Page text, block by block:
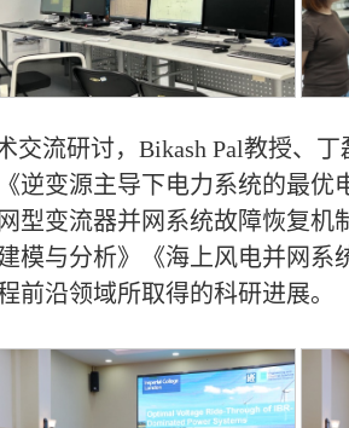
交流研讨，Bikash Pal教授、
逆变源主导下电力系统的最
型变流器并网系统故障恢复
模与分析》《海上风电并网
前沿领域所取得的科研进展。